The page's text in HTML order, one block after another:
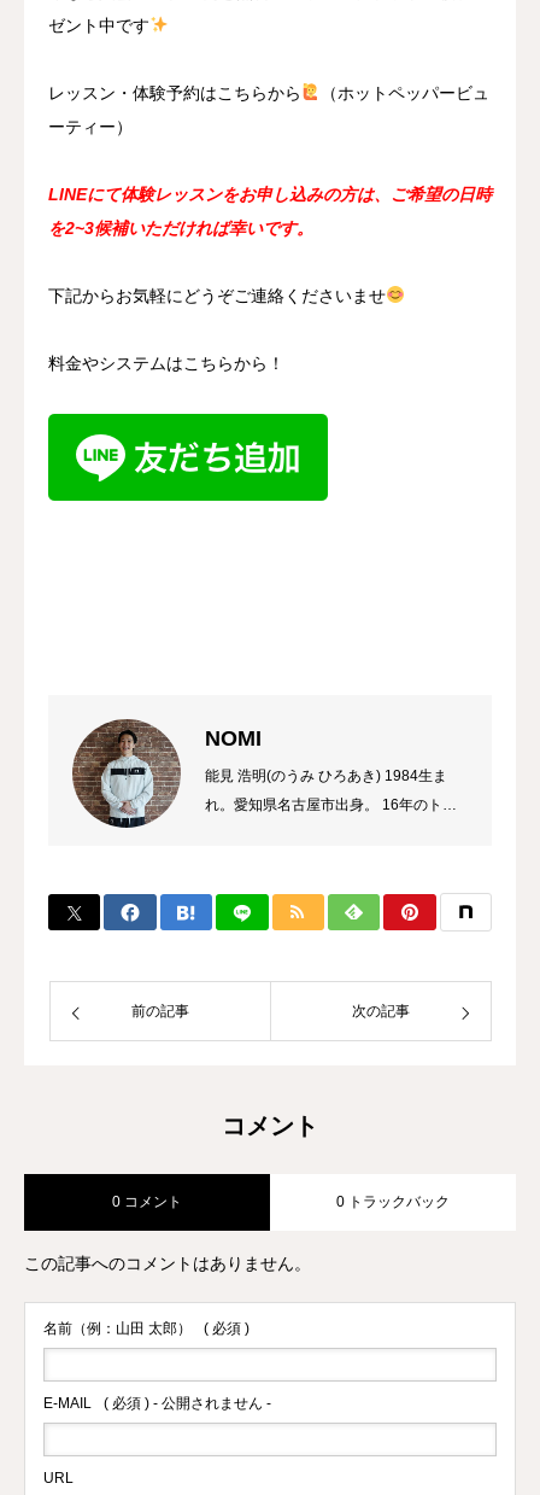
ゼント中です
レッスン・体験予約はこちらから
（ホットペッパービュ
ーティー）
LINEにて体験レッスンをお申し込みの方は、ご希望の日時
を2~3候補いただければ幸いです。
下記からお気軽にどうぞご連絡くださいませ
料金やシステムはこちらから！
NOMI
能見 浩明(のうみ ひろあき) 1984生ま
れ。愛知県名古屋市出身。 16年のトレ
のプロ選手の試合経験などから初心者か
ら選手まで、高い指導力に定評があり、
キックボクシング界初のコンサルタント
として、ジム運営やトレーナー育成にも
前の記事 次の記事
コメント
0 コメント 0 トラックバック
この記事へのコメントはありません。
名前（例：山田 太郎） ( 必須 )
E-MAIL ( 必須 ) - 公開されません -
URL